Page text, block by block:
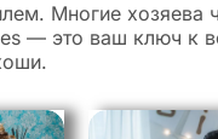
Многие хозяева
— это ваш ключ к